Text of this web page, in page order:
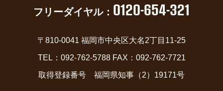
フリーダイヤル： 0120-654-321
〒810-0041 福岡市中央区大名2丁目11-25
TEL：092-762-5788 FAX：092-762-7721
取得登録番号 福岡県知事（2）19171号